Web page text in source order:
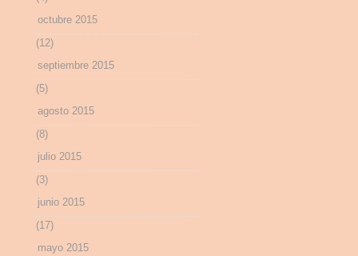
octubre 2015
(12)
septiembre 2015
(5)
agosto 2015
(8)
julio 2015
(3)
junio 2015
(17)
mayo 2015